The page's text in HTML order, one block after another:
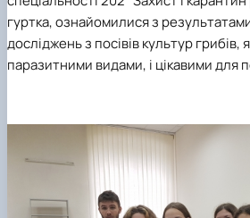
гуртка, ознайомилися з
досліджень з посівів культур
паразитними видами, і цікавими для